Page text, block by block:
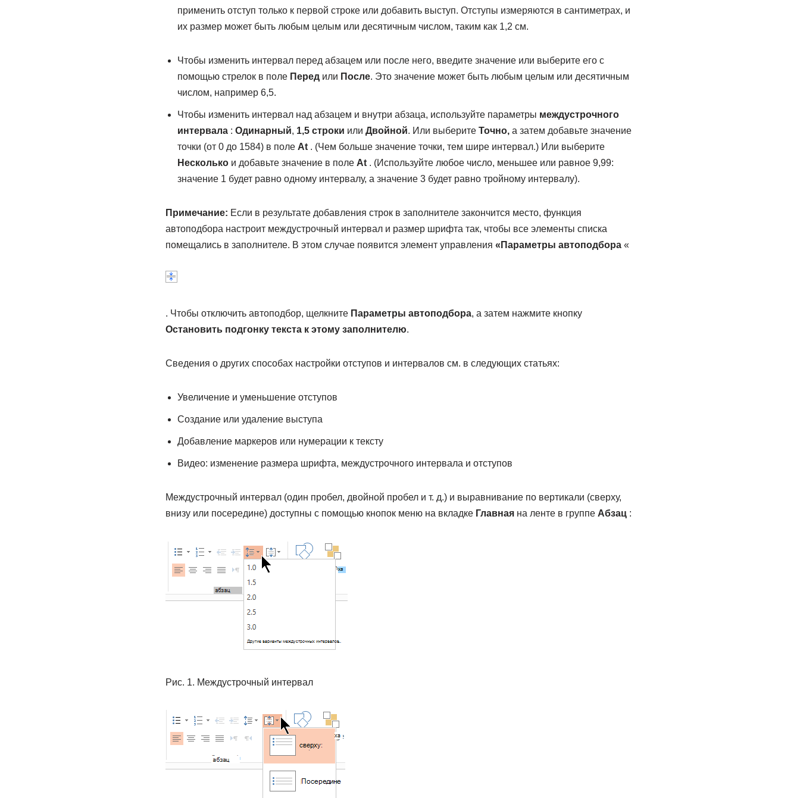
применить отступ только к первой строке или добавить выступ. Отступы измеряются в сантиметрах, и
их размер может быть любым целым или десятичным числом, таким как 1,2 см.
Чтобы изменить интервал перед абзацем или после него, введите значение или выберите его с
помощью стрелок в поле Передили После. Это значение может быть любым целым или десятичным
числом, например 6,5.
Чтобы изменить интервал над абзацем и внутри абзаца, используйте параметры междустрочного
интервала: Одинарный, 1,5 строки или Двойной. Или выберите Точно,а затем добавьте значение
точки (от 0 до 1584) в поле At. (Чем больше значение точки, тем шире интервал.) Или выберите
Несколькои добавьте значение в поле At. (Используйте любое число, меньшее или равное 9,99:
значение 1 будет равно одному интервалу, а значение 3 будет равно тройному интервалу).
Примечание: Если в результате добавления строк в заполнителе закончится место, функция
автоподбора настроит междустрочный интервал и размер шрифта так, чтобы все элементы списка
помещались в заполнителе. В этом случае появится элемент управления «Параметры автоподбора«
. Чтобы отключить автоподбор, щелкните Параметры автоподбора, а затем нажмите кнопку
Остановить подгонку текста к этому заполнителю.
Сведения о других способах настройки отступов и интервалов см. в следующих статьях:
Увеличение и уменьшение отступов
Создание или удаление выступа
Добавление маркеров или нумерации к тексту
Видео: изменение размера шрифта, междустрочного интервала и отступов
Междустрочный интервал (один пробел, двойной пробел и т. д.) и выравнивание по вертикали (сверху,
внизу или посередине) доступны с помощью кнопок меню на вкладке Главнаяна ленте в группе Абзац:
Рис. 1. Междустрочный интервал